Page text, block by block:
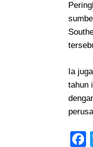
Ia
tahun